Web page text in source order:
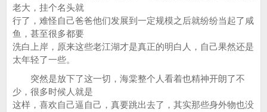
老大，挂个名头就
行了，难怪自己爸爸他们发展到一定规模之后就纷纷当起了咸
鱼，甚至很多都要
洗白上岸，原来这些老江湖才是真正的明白人，自己果然还是
太年轻了一些。
突然是放下了这一切，海棠整个人看着也精神开朗了不
少，很多时候人就是
这样，喜欢自己逼自己，真要跳出去了，其实那些身外物也没